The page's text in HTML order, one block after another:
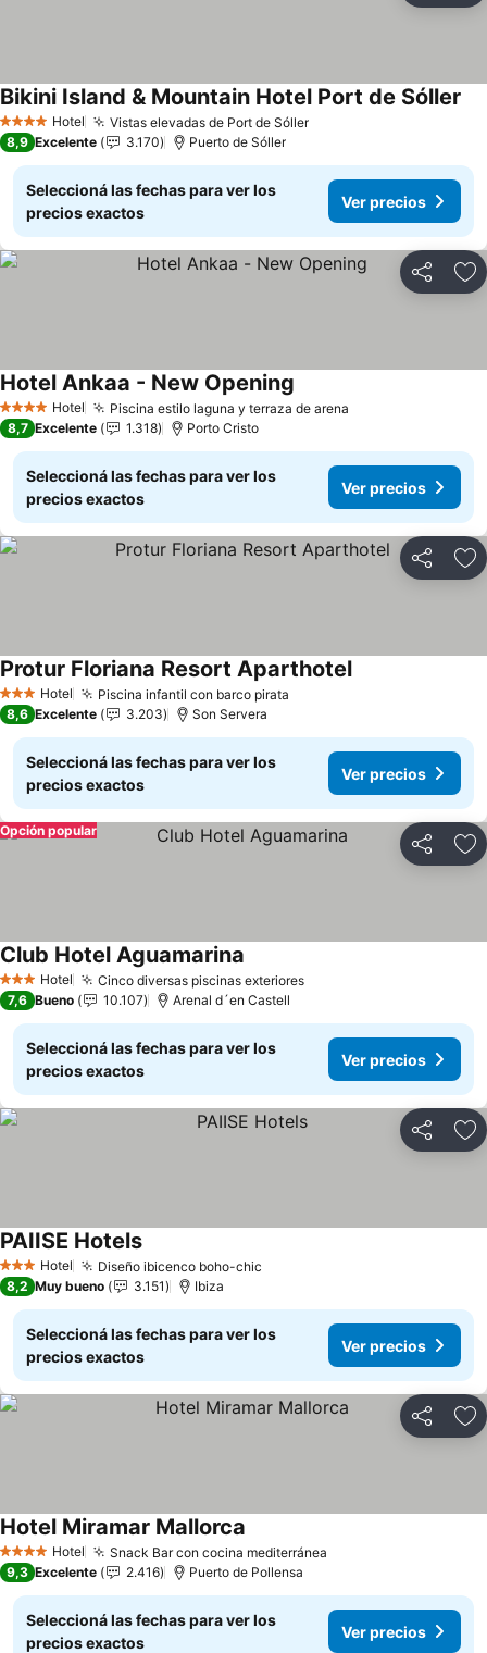
4 EstrellasHotel Vistas elevadas de Port de SóllerVer precios
Bikini Island & Mountain Hotel Port de Sóller
8,9 Excelente 3.170 Puerto de Sóller
Seleccioná las fechas para ver los
precios exactos
Ver precios
Compartir
4 EstrellasHotel Piscina estilo laguna y terraza de arena
Hotel Ankaa - New Opening
8,7 Excelente 1.318 Porto Cristo
Seleccioná las fechas para ver los
precios exactos
Ver precios
Compartir
3 Estrellas
Hotel Piscina infantil con barco pirata
Protur Floriana Resort AparthotelVer precios
8,6 Excelente 3.203 Son Servera
Seleccioná las fechas para ver los
precios exactos
Ver precios
Compartir
Opción popular
3 Estrellas
Hotel Cinco diversas piscinas exterioresVer precios
Club Hotel Aguamarina
7,6 Bueno 10.107 Arenal d´en Castell
Seleccioná las fechas para ver los
precios exactos
Ver precios
Compartir
3 Estrellas
Hotel Diseño ibicenco boho-chic
PAIISE HotelsVer precios
8,2 Muy bueno 3.151 Ibiza
Seleccioná las fechas para ver los
precios exactos
Ver precios
Compartir
4 EstrellasHotel Snack Bar con cocina mediterránea
Hotel Miramar Mallorca
9,3 Excelente 2.416 Puerto de Pollensa
Seleccioná las fechas para ver los
precios exactos
Ver precios